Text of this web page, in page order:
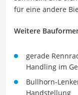
für eine andere
Weitere
gerade
Handling im
Bullhorn-
Handstellung